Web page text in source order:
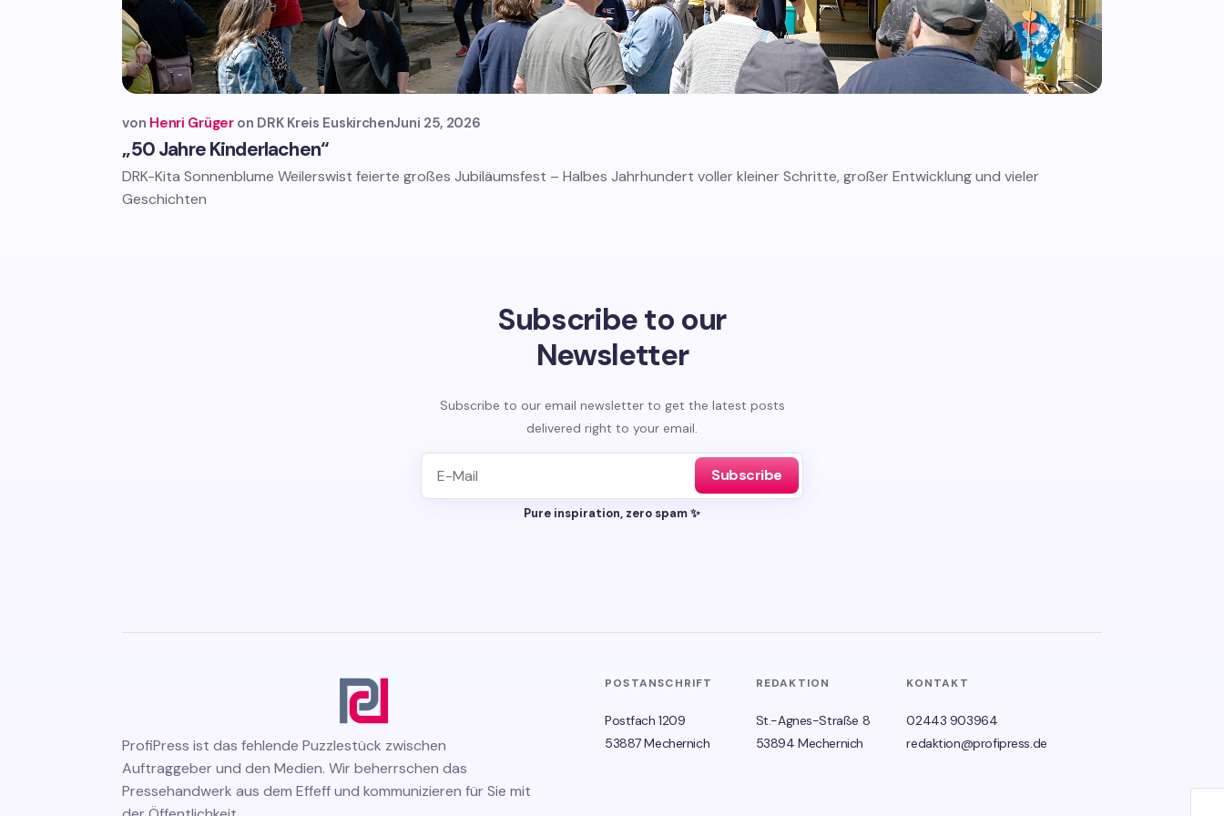
„50 Jahre Kinderlachen“
von Henri Grüger DRK Kreis EuskirchenJuni 25, 2026
DRK-Kita Sonnenblume Weilerswist feierte großes Jubiläumsfest – Halbes Jahrhundert voller kleiner Schritte, großer Entwicklung und vieler
Geschichten
Subscribe to our
Newsletter
Subscribe to our email newsletter to get the latest posts
delivered right to your email.
Subscribe
Pure inspiration, zero spam ✨
ProfiPress ist das fehlende Puzzlestück zwischen
Auftraggeber und den Medien. Wir beherrschen das
Pressehandwerk aus dem Effeff und kommunizieren für Sie mit
POSTANSCHRIFT
Postfach 1209
53887 Mechernich
REDAKTION
St.-Agnes-Straße 8
53894 Mechernich
KONTAKT
02443 903964
redaktion@profipress.de